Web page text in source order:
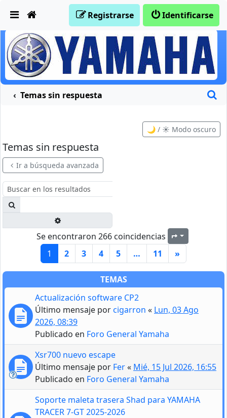
Identificarse
Registrarse
Temas sin respuesta
🌙 / ☀️ Modo oscuro
Temas sin respuesta
Ir a búsqueda avanzada
Se encontraron 266 coincidencias Página
1 2 3 4 5 … 11 »
TEMAS
Actualización software CP2
Último mensaje porcigarron « Lun, 03 Ago
2026, 08:39
Publicado en Foro General Yamaha
Xsr700 nuevo escape
Último mensaje por Fer« Mié, 15 Jul 2026, 16:55
Publicado en Foro General Yamaha
Soporte maleta trasera Shad para YAMAHA
TRACER 7-GT 2025-2026